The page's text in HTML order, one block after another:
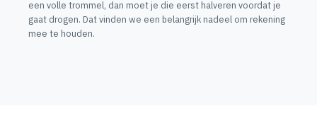
een volle trommel, dan moet je die eerst halveren voordat je
gaat drogen. Dat vinden we een belangrijk nadeel om rekening
mee te houden.